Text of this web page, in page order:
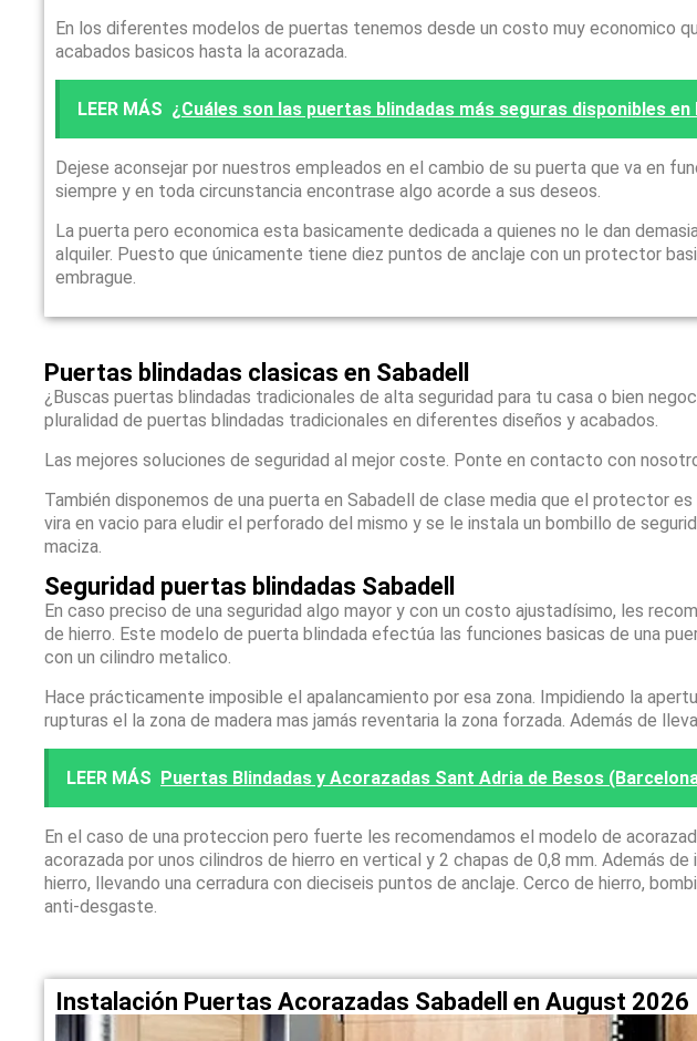
En los diferentes modelos de puertas tenemos desde un costo muy economico
acabados basicos hasta la acorazada.
LEER MÁS ¿Cuáles son las puertas blindadas más seguras disponibles en
Dejese aconsejar por nuestros empleados en el cambio de su puerta que va en
siempre y en toda circunstancia encontrase algo acorde a sus deseos.
La puerta pero economica esta basicamente dedicada a quienes no le dan
alquiler. Puesto que únicamente tiene diez puntos de anclaje con un protector
embrague.
Puertas blindadas clasicas en Sabadell
¿Buscas puertas blindadas tradicionales de alta seguridad para tu casa o bien
pluralidad de puertas blindadas tradicionales en diferentes diseños y acabados.
Las mejores soluciones de seguridad al mejor coste. Ponte en contacto con
También disponemos de una puerta en Sabadell de clase media que el protector
vira en vacio para eludir el perforado del mismo y se le instala un bombillo de
maciza.
Seguridad puertas blindadas Sabadell
En caso preciso de una seguridad algo mayor y con un costo ajustadísimo, les
de hierro. Este modelo de puerta blindada efectúa las funciones basicas de una
con un cilindro metalico.
Hace prácticamente imposible el apalancamiento por esa zona. Impidiendo la
rupturas el la zona de madera mas jamás reventaria la zona forzada. Además de
LEER MÁS Puertas Blindadas y Acorazadas Sant Adria de Besos
En el caso de una proteccion pero fuerte les recomendamos el modelo de
acorazada por unos cilindros de hierro en vertical y 2 chapas de 0,8 mm. Además
hierro, llevando una cerradura con dieciseis puntos de anclaje. Cerco de hierro,
anti-desgaste.
Instalación Puertas Acorazadas Sabadell en August 2026